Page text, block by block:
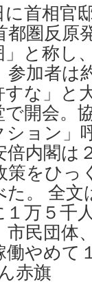
に首相官
都圏反
」と称し
参加者は
すな」
で開会。
ション」
倍内閣は
策をひっ
た。 全
１万５千
民団体
やめて
赤旗